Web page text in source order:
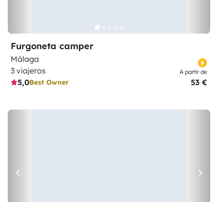
Furgoneta camper
Málaga
3 viajeros
5,0Best Owner
A partir de
53 €